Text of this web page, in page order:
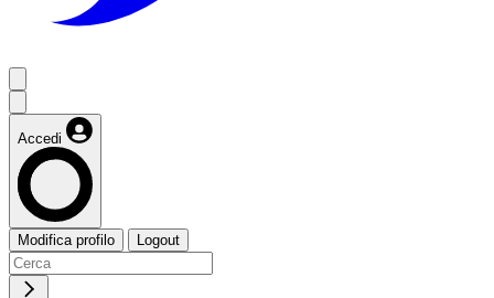
Accedi
Modifica profilo Logout